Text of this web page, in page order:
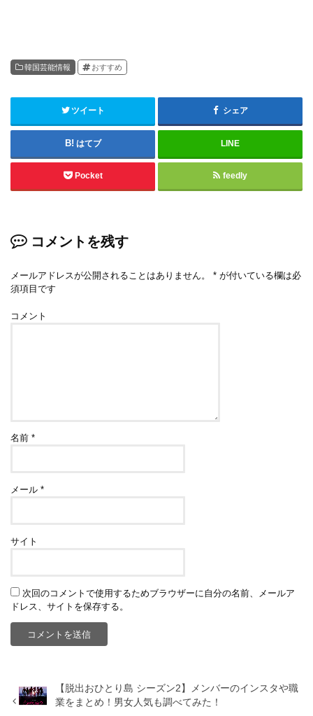
韓国芸能情報 おすすめ
ツイート シェア
はてブ LINE
Pocket feedly
コメントを残す
メールアドレスが公開されることはありません。 * が付いている欄は必
須項目です
コメント
名前*
メール*
サイト
次回のコメントで使用するためブラウザーに自分の名前、メールア
ドレス、サイトを保存する。
【脱出おひとり島 シーズン2】メンバーのインスタや職
業をまとめ！男女人気も調べてみた！